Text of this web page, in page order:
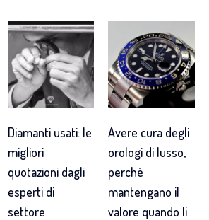
Diamanti usati: le
migliori
quotazioni dagli
esperti di
settore
Avere cura degli
orologi di lusso,
perché
mantengano il
valore quando li